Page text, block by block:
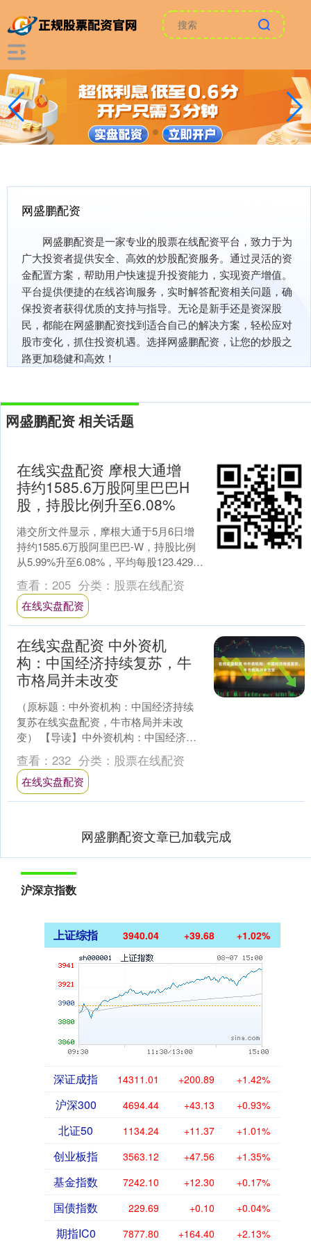
网盛鹏配资
网盛鹏配资是一家专业的股票在线配资平台，致力于为
广大投资者提供安全、高效的炒股配资服务。通过灵活的资
金配置方案，帮助用户快速提升投资能力，实现资产增值。
平台提供便捷的在线咨询服务，实时解答配资相关问题，确
保投资者获得优质的支持与指导。无论是新手还是资深股
民，都能在网盛鹏配资找到适合自己的解决方案，轻松应对
股市变化，抓住投资机遇。选择网盛鹏配资，让您的炒股之
路更加稳健和高效！
网盛鹏配资 相关话题
在线实盘配资 摩根大通增
持约1585.6万股阿里巴巴H
股，持股比例升至6.08%
港交所文件显示，摩根大通于5月6日增
持约1585.6万股阿里巴巴-W，持股比例
从5.99%升至6.08%，平均每股123.4291
港元。 海量资讯、精准解读，尽....
查看： 205 分类： 股票在线配资
在线实盘配资
在线实盘配资 中外资机
构：中国经济持续复苏，牛
市格局并未改变
（原标题：中外资机构：中国经济持续
复苏在线实盘配资，牛市格局并未改
变） 【导读】中外资机构：中国经济持
续复苏，牛市格局并未改变！美国经济
陷入政策不确定性驱动的负....
查看： 232 分类： 股票在线配资
在线实盘配资
网盛鹏配资文章已加载完成
沪深京指数
上证综指 3940.04 +39.68 +1.02%
深证成指 14311.01 +200.89 +1.42%
沪深300 4694.44 +43.13 +0.93%
北证50 1134.24 +11.37 +1.01%
创业板指 3563.12 +47.56 +1.35%
基金指数 7242.10 +12.30 +0.17%
国债指数 229.69 +0.10 +0.04%
期指IC0 7877.80 +164.40 +2.13%